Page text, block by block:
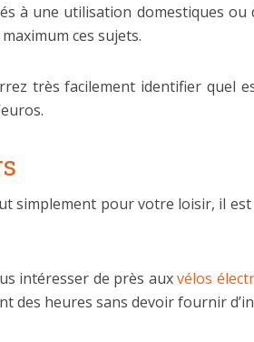
à une utilisation domestiques ou
ces sujets.
très facilement identifier quel
simplement pour votre loisir, il
intéresser de près auxvélos
des heures sans devoir fournir